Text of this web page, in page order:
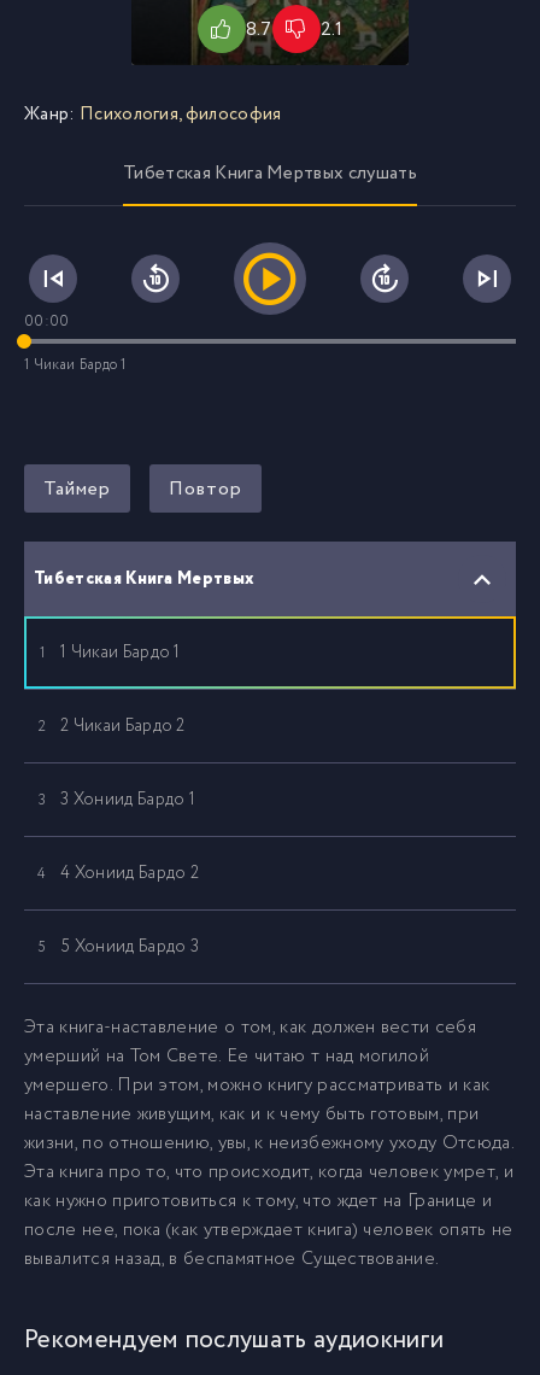
8.7 2.1
Жанр: Психология, философия
Тибетская Книга Мертвых слушать
00:00
1 Чикаи Бардо 1
Таймер Повтор
Тибетская Книга Мертвых
1 1 Чикаи Бардо 1
2 2 Чикаи Бардо 2
3 3 Хониид Бардо 1
4 4 Хониид Бардо 2
5 5 Хониид Бардо 3
6 6 Хониид Бардо 4
7 7 Хониид Бардо 5
8 8 Хониид Бардо 6
9 9 Хониид Бардо 7
Эта книга-наставление о том, как должен вести себя
умерший на Том Свете. Ее читаю т над могилой
умершего. При этом, можно книгу рассматривать и как
наставление живущим, как и к чему быть готовым, при
жизни, по отношению, увы, к неизбежному уходу Отсюда.
Эта книга про то, что происходит, когда человек умрет, и
как нужно приготовиться к тому, что ждет на Границе и
после нее, пока (как утверждает книга) человек опять не
вывалится назад, в беспамятное Существование.
Рекомендуем послушать аудиокниги